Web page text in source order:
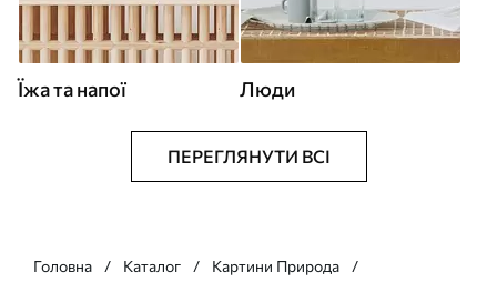
Їжа та напої Люди
ПЕРЕГЛЯНУТИ ВСІ
Головна Каталог
Картини Природа